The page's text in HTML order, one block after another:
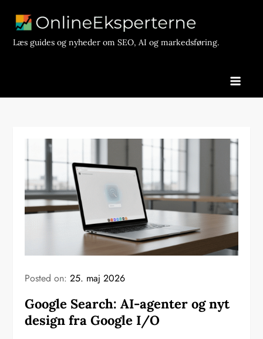
contentLæs guides og nyheder om SEO, AI og markedsføring.
Posted on:25. maj 2026
Google Search: AI-agenter og nyt
design fra Google I/O